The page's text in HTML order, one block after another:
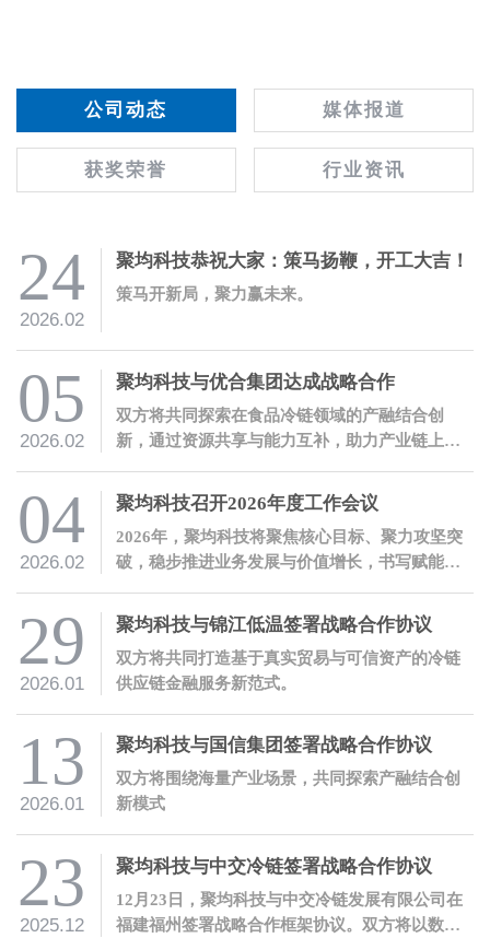
公司动态 媒体报道
获奖荣誉 行业资讯
24
2026.02
聚均科技恭祝大家：策马扬鞭，开工大吉！
策马开新局，聚力赢未来。
05
2026.02
聚均科技与优合集团达成战略合作
双方将共同探索在食品冷链领域的产融结合创
新，通过资源共享与能力互补，助力产业链上下
04
2026.02
聚均科技召开2026年度工作会议
2026年，聚均科技将聚焦核心目标、聚力攻坚突
破，稳步推进业务发展与价值增长，书写赋能实
29
2026.01
聚均科技与锦江低温签署战略合作协议
双方将共同打造基于真实贸易与可信资产的冷链
供应链金融服务新范式。
13
2026.01
聚均科技与国信集团签署战略合作协议
双方将围绕海量产业场景，共同探索产融结合创
新模式
23
2025.12
聚均科技与中交冷链签署战略合作协议
12月23日，聚均科技与中交冷链发展有限公司在
福建福州签署战略合作框架协议。双方将以数智